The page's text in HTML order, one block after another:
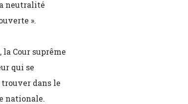
neutralité
».
Cour suprême
qui se
trouver dans le
nationale.